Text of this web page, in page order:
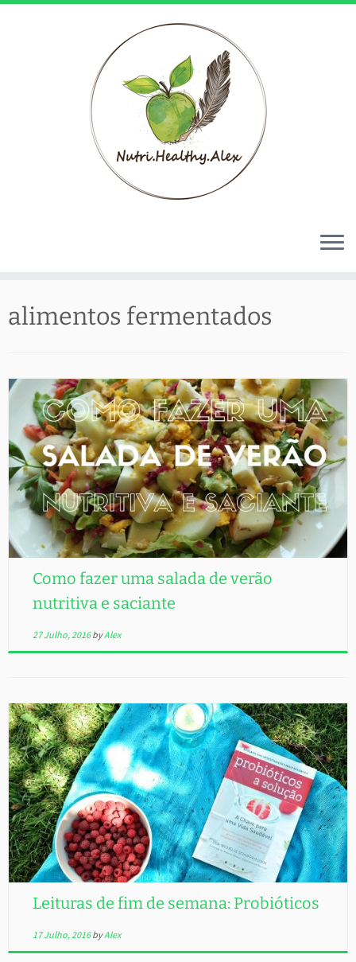
to
content
alimentos fermentados
Como fazer uma salada de verão
nutritiva e saciante
27 Julho, 2016 byAlex
Leituras de fim de semana: Probióticos
17 Julho, 2016 byAlex